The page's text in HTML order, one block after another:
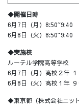
◆開催日時
6月7日（月）8:50~9:40
6月8日（火）8:50~9:40
◆実施校
ルーテル学院高等学校
6月7日（月）高校２年
6月8日（火）高校１年
◆東京都（株式会社ニッ